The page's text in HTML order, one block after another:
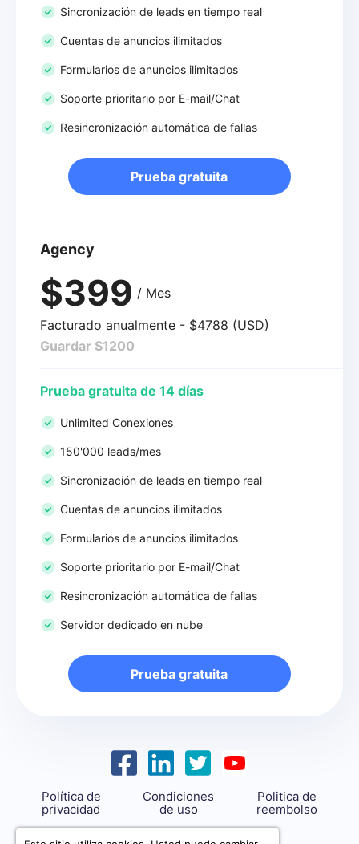
Sincronización de leads en tiempo real
Cuentas de anuncios ilimitados
Formularios de anuncios ilimitados
Soporte prioritario por E-mail/Chat
Resincronización automática de fallas
Prueba gratuita
Agency
$399 / Mes
Facturado anualmente - $4788 (USD)
Guardar $1200
Prueba gratuita de 14 días
Unlimited Conexiones
150'000 leads/mes
Sincronización de leads en tiempo real
Cuentas de anuncios ilimitados
Formularios de anuncios ilimitados
Soporte prioritario por E-mail/Chat
Resincronización automática de fallas
Servidor dedicado en nube
Prueba gratuita
Política de
privacidad
Condiciones
de uso
Politica de
reembolso
support@savemyleads.com